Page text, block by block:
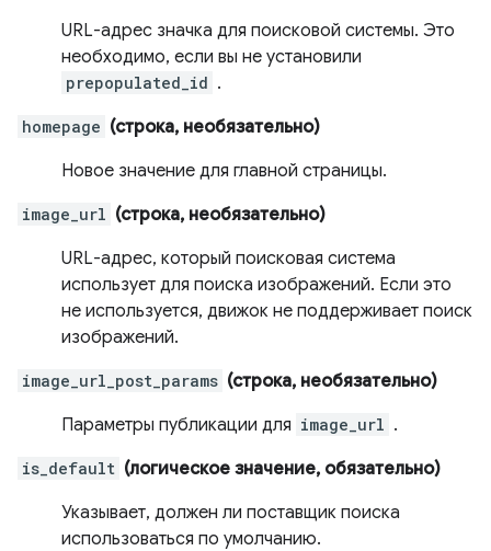
URL-адрес значка для поисковой системы. Это
необходимо, если вы не установили
prepopulated_id .
homepage (строка, необязательно)
Новое значение для главной страницы.
image_url (строка, необязательно)
URL-адрес, который поисковая система
использует для поиска изображений. Если это
не используется, движок не поддерживает поиск
изображений.
image_url_post_params (строка, необязательно)
Параметры публикации для image_url .
is_default (логическое значение, обязательно)
Указывает, должен ли поставщик поиска
использоваться по умолчанию.